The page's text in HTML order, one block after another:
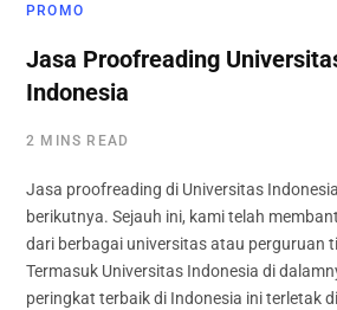
PROMO
Jasa Proofreading
Indonesia
2 MINS READ
Jasa proofreading di Universitas
berikutnya. Sejauh ini, kami telah
dari berbagai universitas atau perguruan
Termasuk Universitas Indonesia di
peringkat terbaik di Indonesia ini terletak